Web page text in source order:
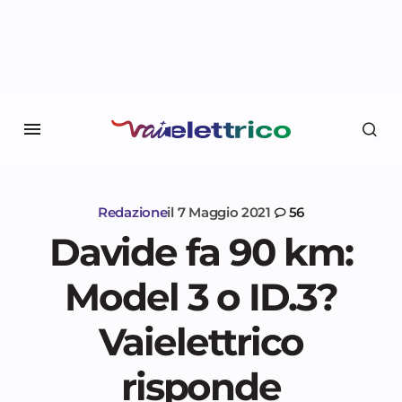
Redazioneil 7 Maggio 2021 56
Davide fa 90 km:
Model 3 o ID.3?
Vaielettrico
risponde